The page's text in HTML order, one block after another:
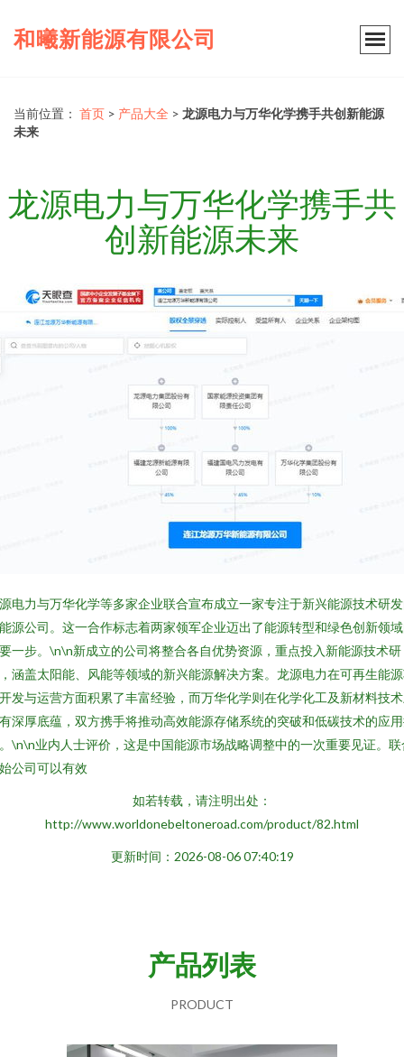
和曦新能源有限公司
当前位置： 首页 > 产品大全 > 龙源电力与万华化学携手共创新能源
未来
龙源电力与万华化学携手共
创新能源未来
电力与万华化学等多家企业联合宣布成立一家专注于新兴能源技术研
源公司。这一合作标志着两家领军企业迈出了能源转型和绿色创新领
一步。\n\n新成立的公司将整合各自优势资源，重点投入新能源技术研
涵盖太阳能、风能等领域的新兴能源解决方案。龙源电力在可再生能
发与运营方面积累了丰富经验，而万华化学则在化学化工及新材料技
深厚底蕴，双方携手将推动高效能源存储系统的突破和低碳技术的应
\n\n业内人士评价，这是中国能源市场战略调整中的一次重要见证。联
公司可以有效
如若转载，请注明出处：
http://www.worldonebeltoneroad.com/product/82.html
更新时间：2026-08-06 07:40:19
产品列表
PRODUCT